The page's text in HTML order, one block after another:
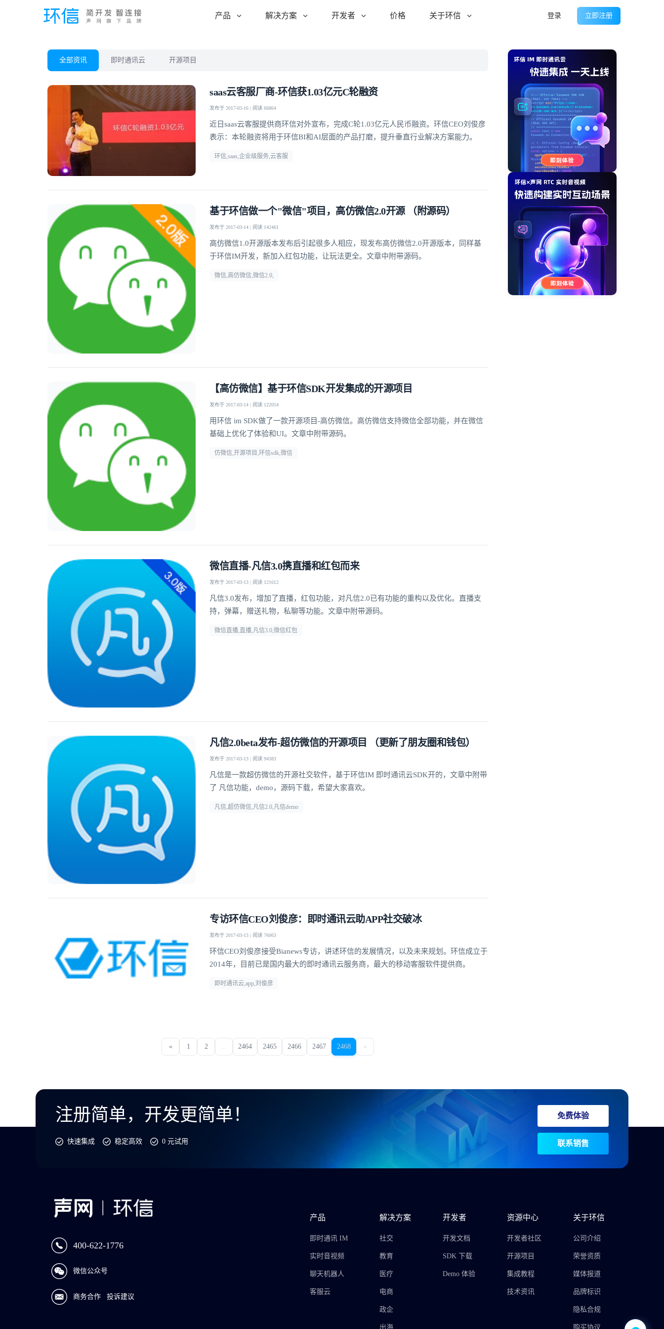
产品 解决方案 开发者 价格 关于环信 登录 立即注册
全部资讯 即时通讯云 开源项目
saas云客服厂商-环信获1.03亿元C轮融资
发布于 2017-03-16 | 阅读 66864
近日saas云客服提供商环信对外宣布，完成C轮1.03亿元人民币融资。环信CEO刘俊彦
表示：本轮融资将用于环信BI和AI层面的产品打磨，提升垂直行业解决方案能力。
环信,saas,企业级服务,云客服
基于环信做一个"微信"项目，高仿微信2.0开源 （附源码）
发布于 2017-03-14 | 阅读 142461
高仿微信1.0开源版本发布后引起很多人相应，现发布高仿微信2.0开源版本，同样基
于环信IM开发，新加入红包功能，让玩法更全。文章中附带源码。
微信,高仿微信,微信2.0,
【高仿微信】基于环信SDK开发集成的开源项目
发布于 2017-03-14 | 阅读 122054
用环信 im SDK做了一款开源项目-高仿微信。高仿微信支持微信全部功能，并在微信
基础上优化了体验和UI。文章中附带源码。
仿微信,开源项目,环信sdk,微信
微信直播-凡信3.0携直播和红包而来
发布于 2017-03-13 | 阅读 121612
凡信3.0发布，增加了直播，红包功能，对凡信2.0已有功能的重构以及优化。直播支
持，弹幕，赠送礼物，私聊等功能。文章中附带源码。
微信直播,直播,凡信3.0,微信红包
凡信2.0beta发布-超仿微信的开源项目 （更新了朋友圈和钱包）
发布于 2017-03-13 | 阅读 94383
凡信是一款超仿微信的开源社交软件，基于环信IM 即时通讯云SDK开的，文章中附带
了 凡信功能，demo，源码下载，希望大家喜欢。
凡信,超仿微信,凡信2.0,凡信demo
专访环信CEO刘俊彦：即时通讯云助APP社交破冰
发布于 2017-03-13 | 阅读 76063
环信CEO刘俊彦接受Bianews专访，讲述环信的发展情况，以及未来规划。环信成立于
2014年，目前已是国内最大的即时通讯云服务商，最大的移动客服软件提供商。
即时通讯云,app,刘俊彦
« 1 2 2464 2465 2466 2467 2468 »
注册简单，开发更简单！
快速集成 稳定高效 0 元试用
免费体验
联系销售
400-622-1776
微信公众号
商务合作 投诉建议
产品
即时通讯 IM
实时音视频
聊天机器人
客服云
解决方案
社交
教育
医疗
电商
政企
出海
开发者
开发文档
SDK 下载
Demo 体验
资源中心
开发者社区
开源项目
集成教程
技术资讯
关于环信
公司介绍
荣誉资质
媒体报道
品牌标识
隐私合规
购买协议
我已阅读并同意
登录客服云